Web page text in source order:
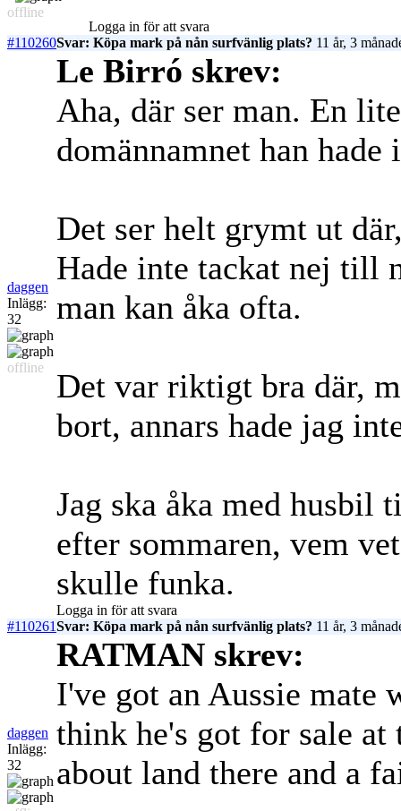
offline
Logga in för att svara
#110260Svar: Köpa mark på nån surfvänlig plats? 11 år, 3
daggen
Inlägg:
32
offline
Le Birró skrev:
Aha, där ser man. En
domännamnet han
Det ser helt grymt ut
Hade inte tackat nej till
man kan åka ofta.
Det var riktigt bra där,
bort, annars hade jag
Jag ska åka med husbil
efter sommaren, vem
skulle funka.
Logga in för att svara
#110261Svar: Köpa mark på nån surfvänlig plats? 11 år, 3
daggen
Inlägg:
32
RATMAN skrev:
I've got an Aussie mate
think he's got for sale
about land there and a